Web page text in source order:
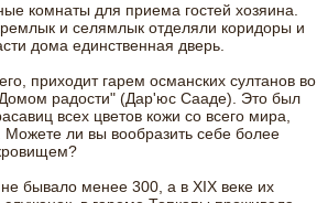
комнаты для приема гостей хозяина.
и селямлык отделяли коридоры и
дома единственная дверь.
приходит гарем османских султанов во
радости" (Дар'юс Сааде). Это был
всех цветов кожи со всего мира,
ли вы вообразить себе более
бывало менее 300, а в XIX веке их